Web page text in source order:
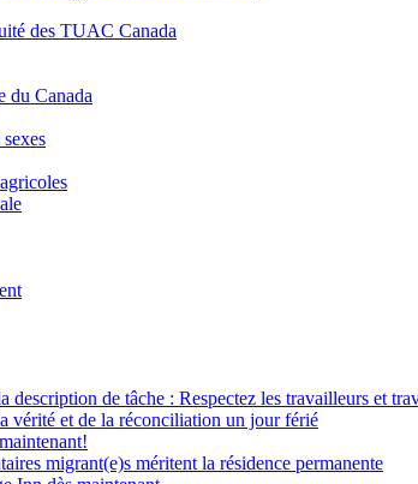
des TUAC Canada
du Canada
description de tâche : Respectez les travailleurs et
vérité et de la réconciliation un jour férié
migrant(e)s méritent la résidence permanente